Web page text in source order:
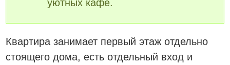
уютных кафе.
Квартира занимает первый этаж отдельно
стоящего дома, есть отдельный вход и